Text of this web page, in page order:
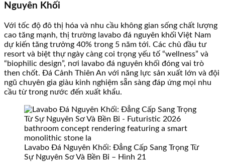
Nguyên Khối
Với tốc độ đô thị hóa và nhu cầu không gian sống chất lượng
cao tăng mạnh, thị trường lavabo đá nguyên khối Việt Nam
dự kiến tăng trưởng 40% trong 5 năm tới. Các chủ đầu tư
resort và biệt thự ngày càng coi trọng yếu tố “wellness” và
“biophilic design”, nơi lavabo đá nguyên khối đóng vai trò
then chốt. Đá Cảnh Thiên An với năng lực sản xuất lớn và đội
ngũ chuyên gia giàu kinh nghiệm sẵn sàng đáp ứng mọi nhu
cầu từ trong nước đến xuất khẩu.
Lavabo Đá Nguyên Khối: Đẳng Cấp Sang Trọng Từ
Sự Nguyên Sơ Và Bền Bỉ – Hình 21